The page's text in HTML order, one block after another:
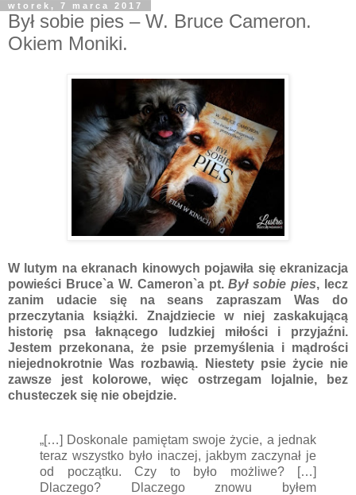
wtorek, 7 marca 2017
Był sobie pies – W. Bruce Cameron.
Okiem Moniki.
W lutym na ekranach kinowych pojawiła się ekranizacja
powieści Bruce`a W. Cameron`a pt.Był sobie pies, lecz
zanim udacie się na seans zapraszam Was do
przeczytania książki. Znajdziecie w niej zaskakującą
historię psa łaknącego ludzkiej miłości i przyjaźni.
Jestem przekonana, że psie przemyślenia i mądrości
niejednokrotnie Was rozbawią. Niestety psie życie nie
zawsze jest kolorowe, więc ostrzegam lojalnie, bez
chusteczek się nie obejdzie.
„[…] Doskonale pamiętam swoje życie, a jednak
teraz wszystko było inaczej, jakbym zaczynał je
od początku. Czy to było możliwe? […]
Dlaczego? Dlaczego znowu byłem